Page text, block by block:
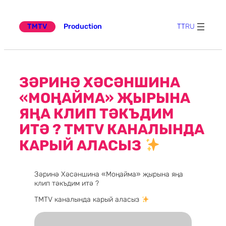
TMTV
Production TTRU
ЗӘРИНӘ ХӘСӘНШИНА
«МОҢАЙМА» ҖЫРЫНА
ЯҢА КЛИП ТӘКЪДИМ
ИТӘ ? TMTV КАНАЛЫНДА
КАРЫЙ АЛАСЫЗ
Зәринә Хәсәншина «Моңайма» җырына яңа
клип тәкъдим итә ?
TMTV каналында карый аласыз